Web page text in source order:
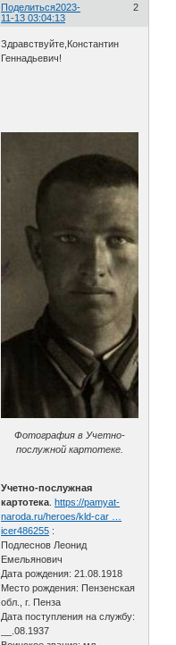
Поделиться 2
2023-
11-13 03:04:13
Здравствуйте,Константин
Геннадьевич!
Фотография в Учетно-
послужной картотеке.
Учетно-послужная
картотека https://pamyat-
naroda.ru/heroes/kld-car …
icer486255 :
Подлеснов Леонид
Емельянович
Дата рождения: 21.08.1918
Место рождения: Пензенская
обл., г. Пенза
Дата поступления на службу:
__.08.1937